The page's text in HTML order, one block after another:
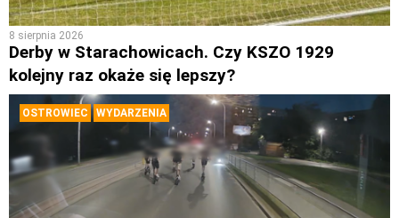
8 sierpnia 2026
Derby w Starachowicach. Czy KSZO 1929
kolejny raz okaże się lepszy?
OSTROWIEC WYDARZENIA